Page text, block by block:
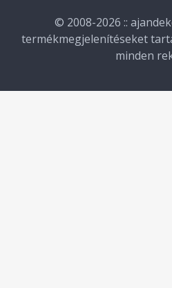
© 2008-2026 ::
termékmegjelenítéseket
minden